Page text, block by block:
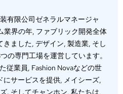
有限公司ゼネラルマネージャ
業界の年, ファブリック開発全体
ました, デザイン, 製造業, そし
の専門工場を運営しています。
従業員, Fashion Novaなどの世
サービスを提供, メイシーズ,
. そしてチャンホン, 私たちは、